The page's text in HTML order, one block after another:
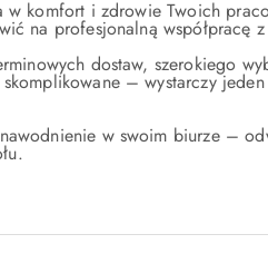
komfort i zdrowie Twoich
na profesjonalną współpracę
dostaw, szerokiego
– wystarczy
w swoim biurze –